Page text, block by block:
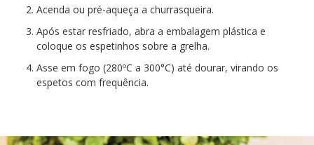
Acenda ou pré-aqueça a churrasqueira.
Após estar resfriado, abra a embalagem plástica e
coloque os espetinhos sobre a grelha.
Asse em fogo (280ºC a 300°C) até dourar, virando os
espetos com frequência.